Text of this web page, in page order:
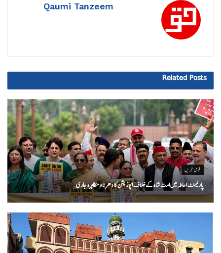
Qaumi Tanzeem
Related Posts
قومی خبریں
پارلیمنٹ احاطہ میں امت شاہ کے خلاف اپوزیشن کا دھرنا و مظاہرہ جاری